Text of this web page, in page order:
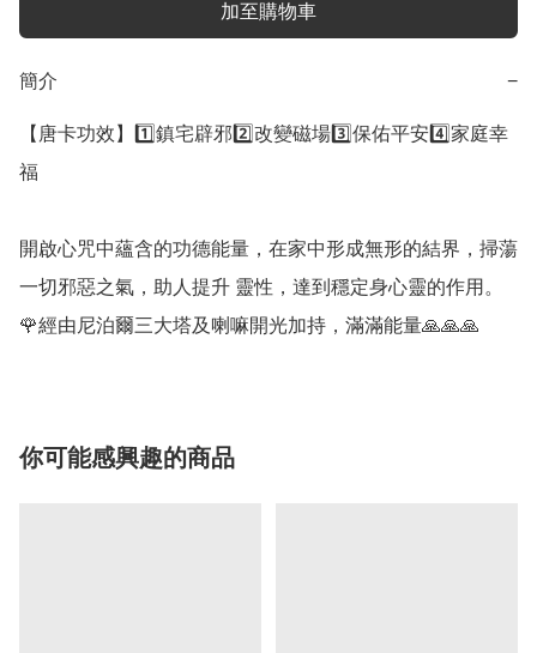
加至購物車
簡介 −
【唐卡功效】1️⃣鎮宅辟邪2️⃣改變磁場3️⃣保佑平安4️⃣家庭幸
福
開啟心咒中蘊含的功德能量，在家中形成無形的結界，掃蕩
一切邪惡之氣，助人提升 靈性，達到穩定身心靈的作用。
你可能感興趣的商品